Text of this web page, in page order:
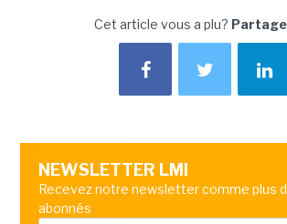
Cet article vous a plu?
NEWSLETTER LMI
Recevez notre newsletter comme plus
abonnés